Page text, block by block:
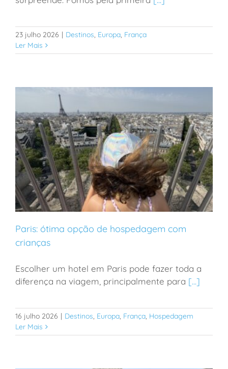
Paris: roteiro de 4 dias com crianças
23 julho 2026 | Destinos, Europa, França
Ler Mais
Paris: ótima opção de hospedagem com crianças
Paris: ótima opção de hospedagem com
crianças
Escolher um hotel em Paris pode fazer toda a
diferença na viagem, principalmente para [...]
16 julho 2026 | Destinos, Europa, França, Hospedagem
Ler Mais